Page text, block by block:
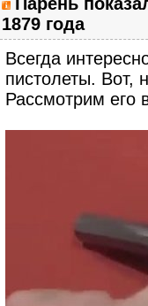
1879 года
Всегда
пистолеты. Вот,
Рассмотрим его